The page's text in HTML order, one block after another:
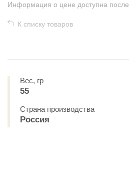
Информация о цене доступна после
К списку товаров
Вес, гр
55
Страна производства
Россия